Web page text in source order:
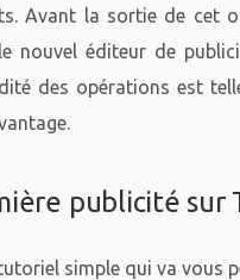
Avant la sortie de cet
nouvel éditeur de
des opérations est
publicité sur
simple qui va vous